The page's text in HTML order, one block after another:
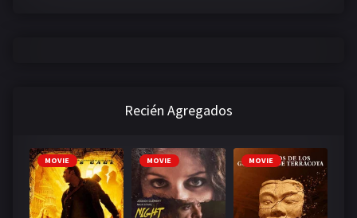
Recién Agregados
MOVIE MOVIE MOVIE